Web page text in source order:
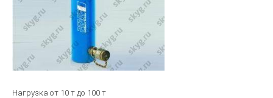
Нагрузка от 10 т до 100 т